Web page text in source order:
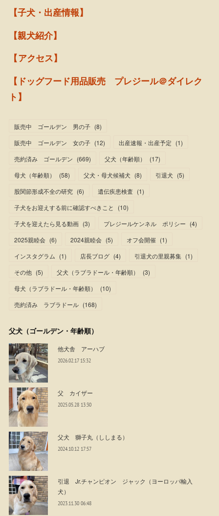
【子犬・出産情報】
【親犬紹介】
【アクセス】
【ドッグフード用品販売 プレジール＠ダイレク
ト】
販売中 ゴールデン 男の子 (8)
販売中 ゴールデン 女の子 (12) 出産速報・出産予定 (1)
売約済み ゴールデン (669) 父犬（年齢順） (17)
母犬（年齢順）
(58) 父犬・母犬候補犬 (8) 引退犬 (5)
股関節形成不全の研究 (6) 遺伝疾患検査 (1)
子犬をお迎えする前に確認すべきこと
(10)
子犬を迎えたら見る動画 (3) プレジールケンネル ポリシー (4)
2025親睦会 (6) 2024親睦会 (5) オフ会開催 (1)
インスタグラム (1) 店長ブログ (4) 引退犬の里親募集 (1)
その他 (5) 父犬（ラブラドール・年齢順） (3)
母犬（ラブラドール・年齢順）
(10)
売約済み ラブラドール (168)
父犬（ゴールデン・年齢順）
他犬舎 アーハブ
2026.02.17 15:32
父 カイザー
2025.05.28 13:30
父犬 獅子丸（ししまる）
2024.10.12 17:57
引退 Jr.チャンピオン ジャック（ヨーロッパ輸入
犬）
2023.11.30 06:48